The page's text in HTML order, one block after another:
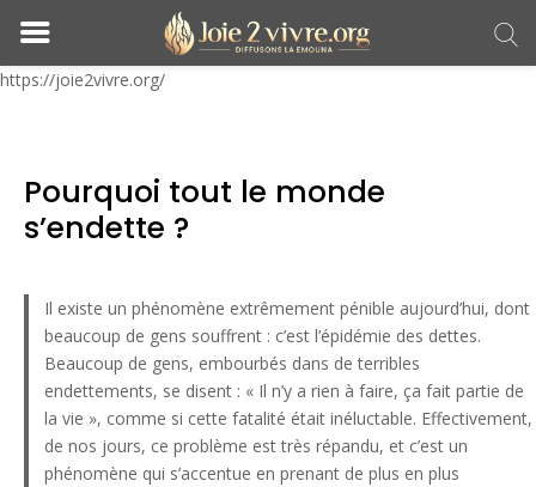
https://joie2vivre.org/
Pourquoi tout le monde
s’endette ?
Il existe un phénomène extrêmement pénible aujourd’hui, dont
beaucoup de gens souffrent : c’est l’épidémie des dettes.
Beaucoup de gens, embourbés dans de terribles
endettements, se disent : « Il n’y a rien à faire, ça fait partie de
la vie », comme si cette fatalité était inéluctable. Effectivement,
de nos jours, ce problème est très répandu, et c’est un
phénomène qui s’accentue en prenant de plus en plus